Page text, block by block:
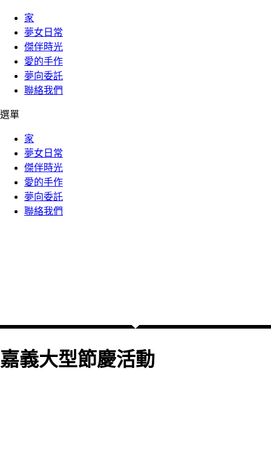
家
夢女日常
傑伴時光
愛的手作
夢向委託
聯絡我們
選單
家
夢女日常
傑伴時光
愛的手作
夢向委託
聯絡我們
嘉義大型節慶活動